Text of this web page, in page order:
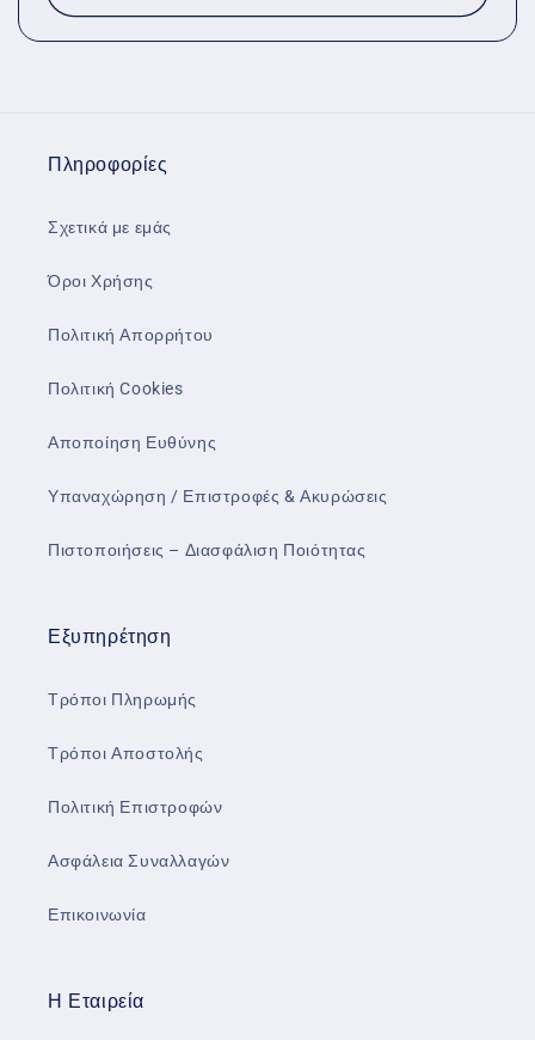
Πληροφορίες
Σχετικά με εμάς
Όροι Χρήσης
Πολιτική Απορρήτου
Πολιτική Cookies
Αποποίηση Ευθύνης
Υπαναχώρηση / Επιστροφές & Ακυρώσεις
Πιστοποιήσεις – Διασφάλιση Ποιότητας
Εξυπηρέτηση
Τρόποι Πληρωμής
Τρόποι Αποστολής
Πολιτική Επιστροφών
Ασφάλεια Συναλλαγών
Επικοινωνία
Η Εταιρεία